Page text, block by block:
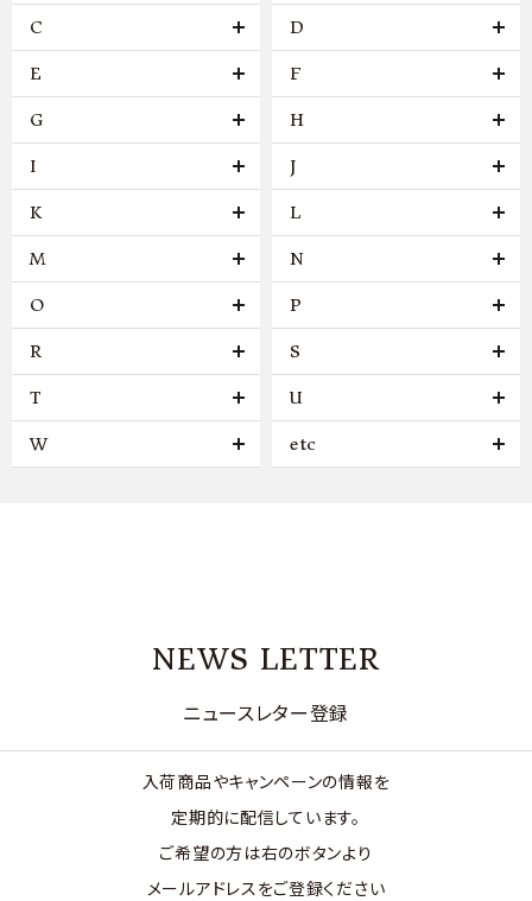
C D
E F
G H
I J
K L
M N
O P
R S
T U
W etc
NEWS LETTER
ニュースレター登録
入荷商品やキャンペーンの情報を
定期的に配信しています。
ご希望の方は右のボタンより
メールアドレスをご登録ください